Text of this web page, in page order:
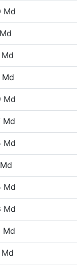
Md
Md
Md
Md
Md
Md
Md
Md